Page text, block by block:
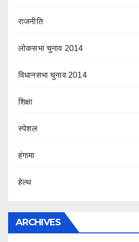
राजनीति
लोकसभा चुनाव 2014
विधानसभा चुनाव 2014
शिक्षा
स्पेशल
हंगामा
हेल्थ
ARCHIVES